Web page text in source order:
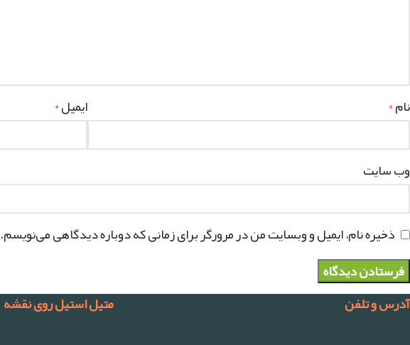
نام* ایمیل*
وب‌ سایت
ذخیره نام، ایمیل و وبسایت من در مرورگر برای زمانی که دوباره دیدگاهی می‌نویسم.
آدرس و تلفن متیل استیل روی نقشه